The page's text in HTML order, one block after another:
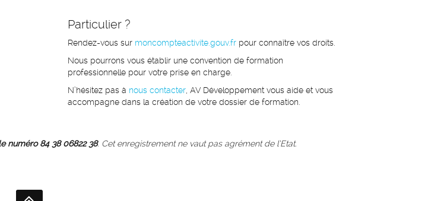
Particulier ?
Rendez-vous sur moncompteactivite.gouv.fr pour connaître vos droits.
Nous pourrons vous établir une convention de formation
professionnelle pour votre prise en charge.
N’hésitez pas à nous contacter , AV Développement vous aide et vous
accompagne dans la création de votre dossier de formation.
numéro 84 38 06822 38. Cet enregistrement ne vaut pas agrément de l’Etat.